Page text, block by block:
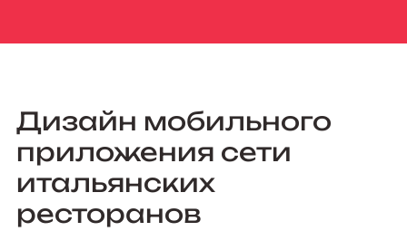
Дизайн мобильного
приложения сети
итальянских
ресторанов